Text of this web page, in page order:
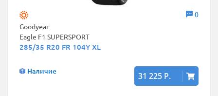
0
Goodyear
Eagle F1 SUPERSPORT
285/35 R20 FR 104Y XL
Наличие 31 225 Р.